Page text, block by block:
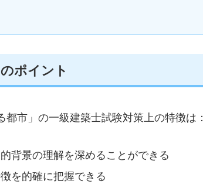
ポイント
都市」の一級建築士試験対策上の特徴は：
背景の理解を深めることができる
を的確に把握できる